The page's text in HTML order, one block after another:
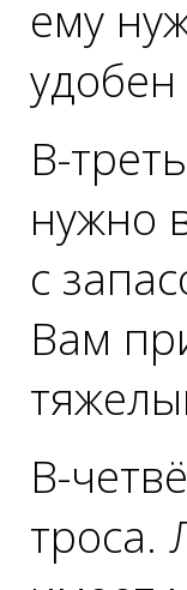
ему
В-
нужно
с
Вам
В-
троса.